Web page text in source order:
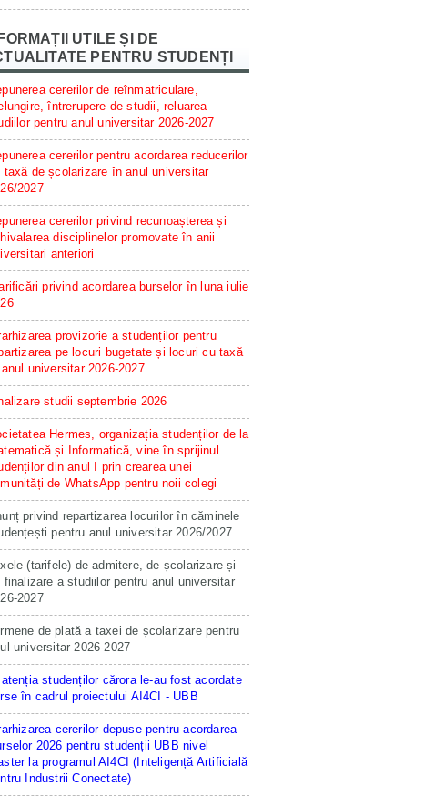
UTILE ȘI DE
PENTRU STUDENȚI
cererilor de reînmatriculare,
întrerupere de studii, reluarea
pentru anul universitar 2026-2027
cererilor pentru acordarea reducerilor
taxă de școlarizare în anul universitar
2027
cererilor privind recunoașterea și
disciplinelor promovate în anii
anteriori
privind acordarea burselor în luna iulie
provizorie a studenților pentru
pe locuri bugetate și locuri cu taxă
universitar 2026-2027
studii septembrie 2026
Hermes, organizația studenților de la
și Informatică, vine în sprijinul
din anul I prin crearea unei
de WhatsApp pentru noii colegi
privind repartizarea locurilor în căminele
pentru anul universitar 2026/2027
(tarifele) de admitere, de școlarizare și
finalizare a studiilor pentru anul universitar
2027
de plată a taxei de școlarizare pentru
universitar 2026-2027
atenția studenților cărora le-au fost acordate
în cadrul proiectului AI4CI - UBB
cererilor depuse pentru acordarea
2026 pentru studenții UBB nivel
la programul AI4CI (Inteligență Artificială
Industrii Conectate)